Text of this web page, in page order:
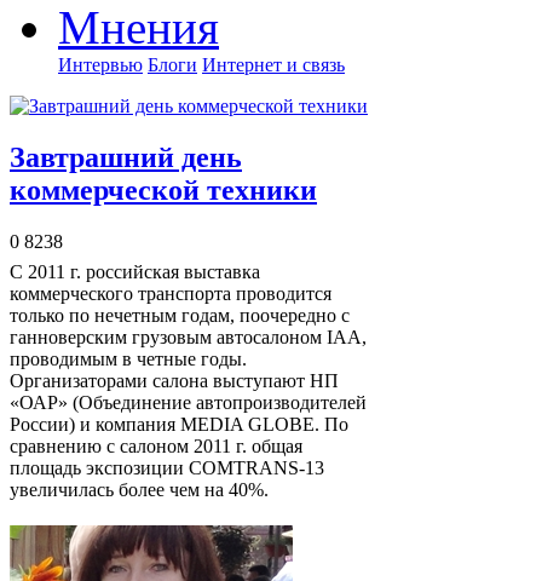
Мнения
Интервью Блоги Интернет и связь
Завтрашний день
коммерческой техники
0 8238
С 2011 г. российская выставка
коммерческого транспорта проводится
только по нечетным годам, поочередно с
ганноверским грузовым автосалоном IAA,
проводимым в четные годы.
Организаторами салона выступают НП
«ОАР» (Объединение автопроизводителей
России) и компания MEDIA GLOBE. По
сравнению с салоном 2011 г. общая
площадь экспозиции COMTRANS-13
увеличилась более чем на 40%.